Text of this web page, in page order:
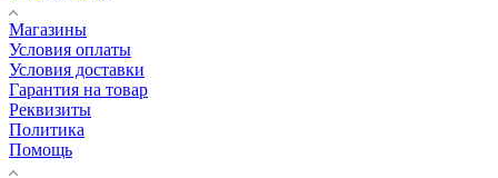
Магазины
Условия оплаты
Условия доставки
Гарантия на товар
Реквизиты
Политика
Помощь